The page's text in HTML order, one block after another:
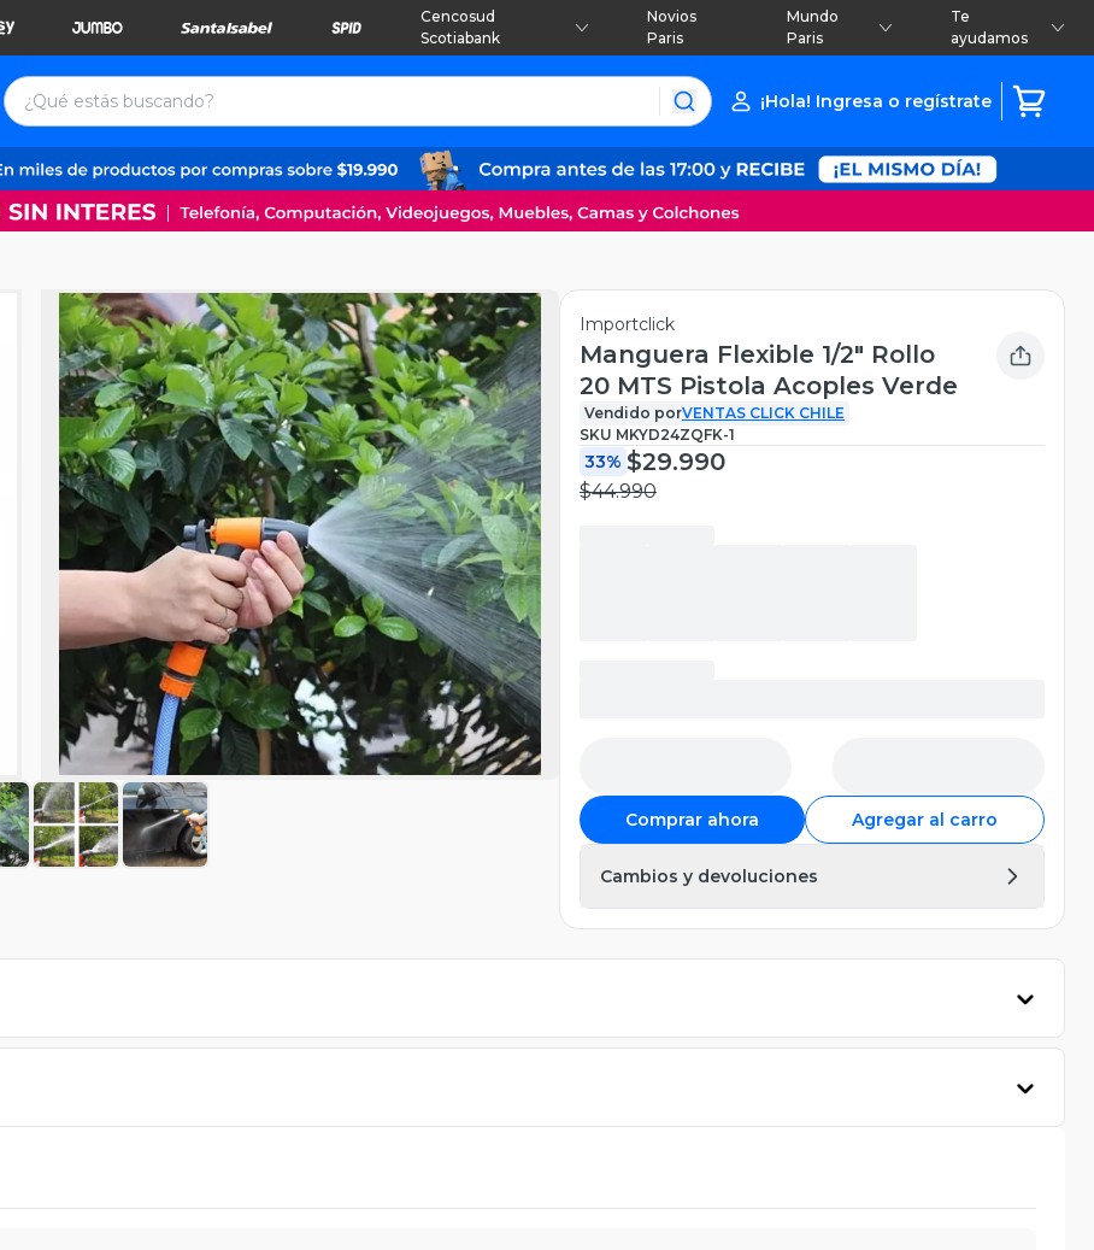
Cencosud
Scotiabank
Novios
Paris
Mundo
Paris
Te
ayudamos
¡Hola! Ingresa o regístrate
Importclick
Manguera Flexible 1/2" Rollo
20 MTS Pistola Acoples Verde
Vendido porVENTAS CLICK CHILE
SKU MKYD24ZQFK-1
33% $29.990
$44.990
Comprar ahora Agregar al carro
Cambios y devoluciones